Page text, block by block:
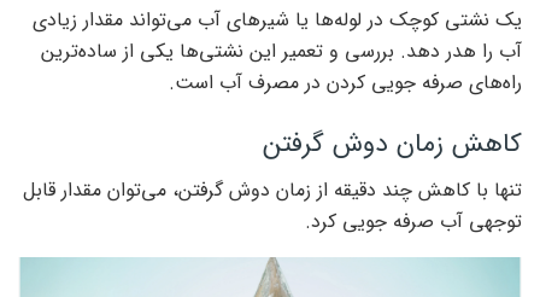
یک نشتی کوچک در لوله‌ها یا شیرهای آب می‌تواند مقدار زیادی
آب را هدر دهد. بررسی و تعمیر این نشتی‌ها یکی از ساده‌ترین
راه‌های صرفه جویی کردن در مصرف آب است.
کاهش زمان دوش گرفتن
تنها با کاهش چند دقیقه از زمان دوش گرفتن، می‌توان مقدار قابل
توجهی آب صرفه جویی کرد.